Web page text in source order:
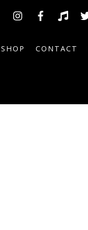
Insta Facebook
SHOP CONTACT